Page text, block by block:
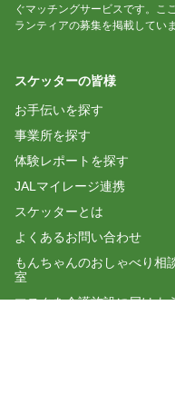
ぐマッチングサービスです。こ
ランティアの募集を掲載していま
スケッターの皆様
お手伝いを探す
事業所を探す
体験レポートを探す
JALマイレージ連携
スケッターとは
よくあるお問い合わせ
もんちゃんのおしゃべり相
室
マスクを介護施設に届けよ